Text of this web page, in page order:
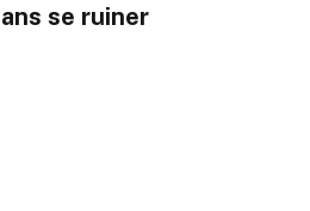
se ruiner